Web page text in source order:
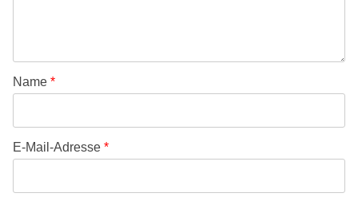
Name *
E-Mail-Adresse *